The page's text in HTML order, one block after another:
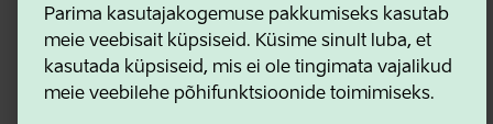
Parima kasutajakogemuse pakkumiseks kasutab
meie veebisait küpsiseid. Küsime sinult luba, et
kasutada küpsiseid, mis ei ole tingimata vajalikud
meie veebilehe põhifunktsioonide toimimiseks.